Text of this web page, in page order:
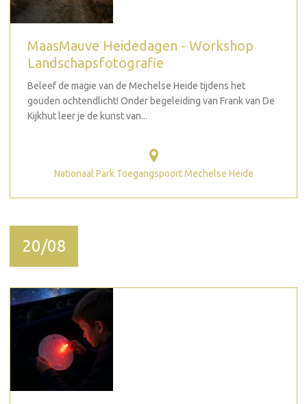
MaasMauve Heidedagen - Workshop
Landschapsfotografie
Beleef de magie van de Mechelse Heide tijdens het
gouden ochtendlicht! Onder begeleiding van Frank van De
Kijkhut leer je de kunst van...
Nationaal Park Toegangspoort Mechelse Heide
20/08